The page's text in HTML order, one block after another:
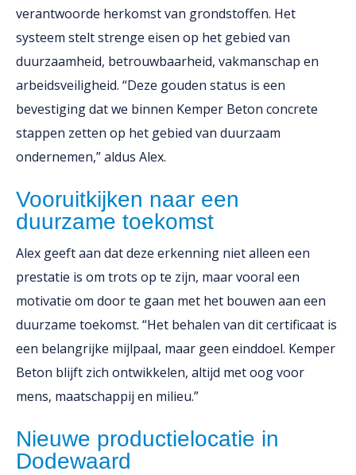
verantwoorde herkomst van grondstoffen. Het
systeem stelt strenge eisen op het gebied van
duurzaamheid, betrouwbaarheid, vakmanschap en
arbeidsveiligheid. “Deze gouden status is een
bevestiging dat we binnen Kemper Beton concrete
stappen zetten op het gebied van duurzaam
ondernemen,” aldus Alex.
Vooruitkijken naar een
duurzame toekomst
Alex geeft aan dat deze erkenning niet alleen een
prestatie is om trots op te zijn, maar vooral een
motivatie om door te gaan met het bouwen aan een
duurzame toekomst. “Het behalen van dit certificaat is
een belangrijke mijlpaal, maar geen einddoel. Kemper
Beton blijft zich ontwikkelen, altijd met oog voor
mens, maatschappij en milieu.”
Nieuwe productielocatie in
Dodewaard